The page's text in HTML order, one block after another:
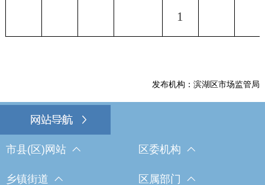
1
发布机构：滨湖区市场监管局
市县(区)网站 区委机构
乡镇街道 区属部门